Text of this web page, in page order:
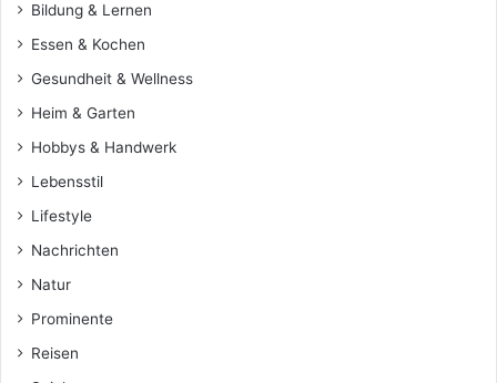
Bildung & Lernen
Essen & Kochen
Gesundheit & Wellness
Heim & Garten
Hobbys & Handwerk
Lebensstil
Lifestyle
Nachrichten
Natur
Prominente
Reisen